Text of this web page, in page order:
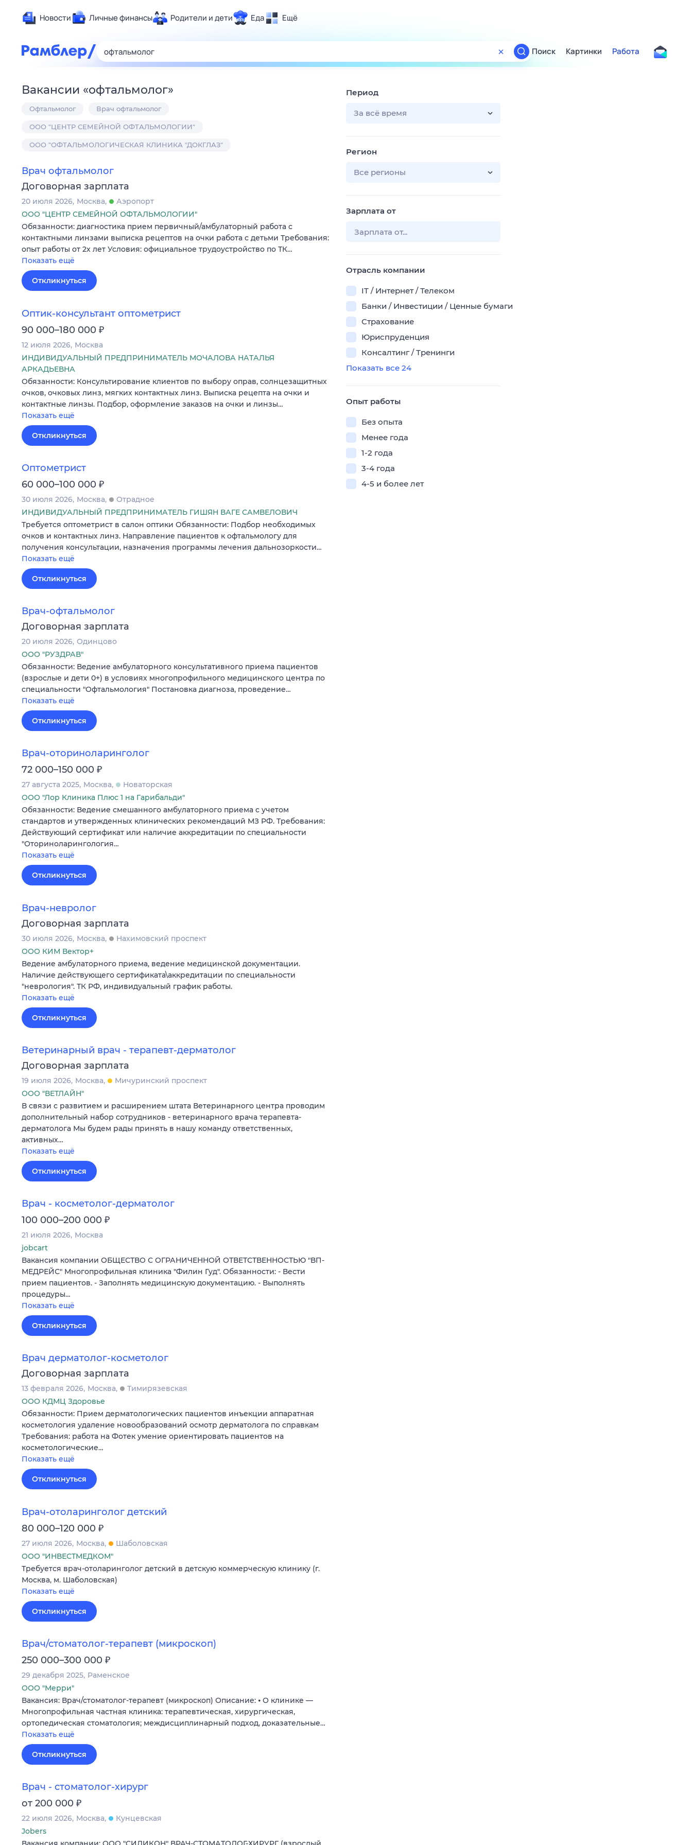
Новости Личные финансы Родители и дети Еда Ещё
Развлечения и отдых
Авто
Технологии и тренды
Поиск
ТВ-программа
Поиск Картинки Работа
Вакансии «офтальмолог»
Офтальмолог Врач офтальмолог
ООО "ЦЕНТР СЕМЕЙНОЙ ОФТАЛЬМОЛОГИИ"
ООО "ОФТАЛЬМОЛОГИЧЕСКАЯ КЛИНИКА "ДОКГЛАЗ"
Врач офтальмолог
Договорная зарплата
20 июля 2026 Москва
Аэропорт
ООО "ЦЕНТР СЕМЕЙНОЙ ОФТАЛЬМОЛОГИИ"
Обязанности: диагностика прием первичный/амбулаторный работа с
контактными линзами выписка рецептов на очки работа с детьми Требования:
опыт работы от 2х лет Условия: официальное трудоустройство по ТК…
Показать ещё
Откликнуться
Оптик-консультант оптометрист
90 000–180 000 ₽
12 июля 2026 Москва
ИНДИВИДУАЛЬНЫЙ ПРЕДПРИНИМАТЕЛЬ МОЧАЛОВА НАТАЛЬЯ
АРКАДЬЕВНА
Обязанности: Консультирование клиентов по выбору оправ, солнцезащитных
очков, очковых линз, мягких контактных линз. Выписка рецепта на очки и
контактные линзы. Подбор, оформление заказов на очки и линзы…
Показать ещё
Откликнуться
Оптометрист
60 000–100 000 ₽
30 июля 2026 Москва
Отрадное
ИНДИВИДУАЛЬНЫЙ ПРЕДПРИНИМАТЕЛЬ ГИШЯН ВАГЕ САМВЕЛОВИЧ
Требуется оптометрист в салон оптики Обязанности: Подбор необходимых
очков и контактных линз. Направление пациентов к офтальмологу для
получения консультации, назначения программы лечения дальнозоркости…
Показать ещё
Откликнуться
Врач-офтальмолог
Договорная зарплата
20 июля 2026 Одинцово
ООО "РУЗДРАВ"
Обязанности: Ведение амбулаторного консультативного приема пациентов
(взрослые и дети 0+) в условиях многопрофильного медицинского центра по
специальности "Офтальмология" Постановка диагноза‚ проведение…
Показать ещё
Откликнуться
Врач-оториноларинголог
72 000–150 000 ₽
27 августа 2025 Москва
Новаторская
ООО "Лор Клиника Плюс 1 на Гарибальди"
Обязанности: Ведение смешанного амбулаторного приема с учетом
стандартов и утвержденных клинических рекомендаций МЗ РФ. Требования:
Действующий сертификат или наличие аккредитации по специальности
"Оториноларингология…
Показать ещё
Откликнуться
Врач-невролог
Договорная зарплата
30 июля 2026 Москва
Нахимовский проспект
ООО КИМ Вектор+
Ведение амбулаторного приема, ведение медицинской документации.
Наличие действующего сертификата\аккредитации по специальности
"неврология". ТК РФ, индивидуальный график работы.
Показать ещё
Откликнуться
Ветеринарный врач - терапевт-дерматолог
Договорная зарплата
19 июля 2026 Москва
Мичуринский проспект
ООО "ВЕТЛАЙН"
В связи с развитием и расширением штата Ветеринарного центра проводим
дополнительный набор сотрудников - ветеринарного врача терапевта-
дерматолога Мы будем рады принять в нашу команду ответственных,
активных…
Показать ещё
Откликнуться
Врач - косметолог-дерматолог
100 000–200 000 ₽
21 июля 2026 Москва
jobcart
Вакансия компании ОБЩЕСТВО С ОГРАНИЧЕННОЙ ОТВЕТСТВЕННОСТЬЮ "ВП-
МЕДРЕЙС" Многопрофильная клиника "Филин Гуд". Обязанности: - Вести
прием пациентов. - Заполнять медицинскую документацию. - Выполнять
процедуры…
Показать ещё
Откликнуться
Врач дерматолог-косметолог
Договорная зарплата
13 февраля 2026 Москва
Тимирязевская
ООО КДМЦ Здоровье
Обязанности: Прием дерматологических пациентов инъекции аппаратная
косметология удаление новообразований осмотр дерматолога по справкам
Требования: работа на Фотек умение ориентировать пациентов на
косметологические…
Показать ещё
Откликнуться
Врач-отоларинголог детский
80 000–120 000 ₽
27 июля 2026 Москва
Шаболовская
ООО "ИНВЕСТМЕДКОМ"
Требуется врач-отоларинголог детский в детскую коммерческую клинику (г.
Москва, м. Шаболовская)
Показать ещё
Откликнуться
Врач/стоматолог-терапевт (микроскоп)
250 000–300 000 ₽
29 декабря 2025 Раменское
ООО "Мерри"
Вакансия: Врач/стоматолог-терапевт (микроскоп) Описание: ⦁ О клинике —
Многопрофильная частная клиника: терапевтическая, хирургическая,
ортопедическая стоматология; междисциплинарный подход, доказательные…
Показать ещё
Откликнуться
Врач - стоматолог-хирург
от 200 000 ₽
22 июля 2026 Москва
Кунцевская
Jobers
Период
За всё время
Регион
Все регионы
Зарплата от
Отрасль компании
IT / Интернет / Телеком
Банки / Инвестиции / Ценные бумаги
Страхование
Юриспруденция
Консалтинг / Тренинги
Показать все 24
Опыт работы
Без опыта
Менее года
1-2 года
3-4 года
4-5 и более лет